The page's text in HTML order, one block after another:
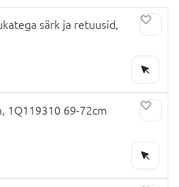
särk ja retuusid,
1Q119310 69-72cm